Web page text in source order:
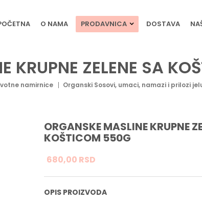
O NAMA PRODAVNICA DOSTAVA
KRUPNE ZELENE SA
namirnice Organski Sosovi, umaci, namazi i prilozi
ORGANSKE MASLINE KRUPNE
KOŠTICOM 550G
680,00 RSD
OPIS PROIZVODA